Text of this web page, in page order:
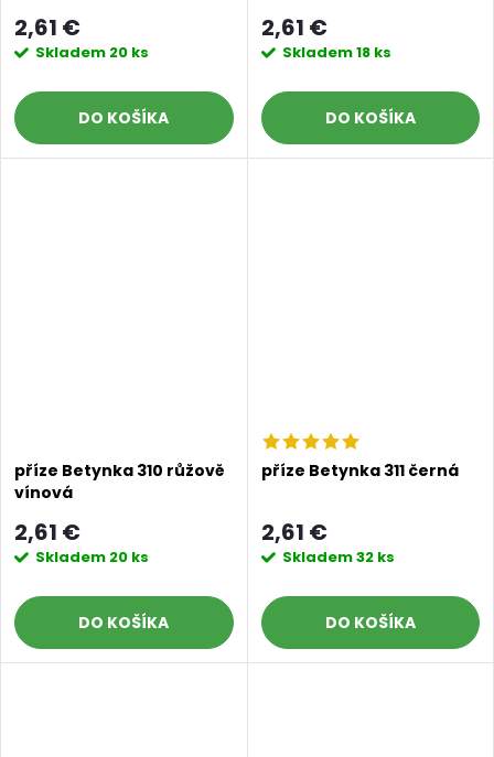
2,61 €
Skladem 20 ks
DO KOŠÍKA
2,61 €
Skladem18 ks
DO KOŠÍKA
příze Betynka 310 růžově
vínová
2,61 €
Skladem 20 ks
DO KOŠÍKA
příze Betynka 311 černá
2,61 €
Skladem32 ks
DO KOŠÍKA